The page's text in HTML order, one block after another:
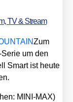
TV & Stream
Zum
um den
Smart ist heu­te
MINI-MAX)